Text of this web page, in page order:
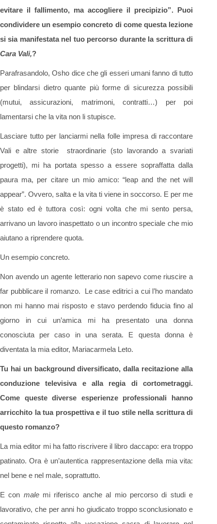
evitare il fallimento, ma accogliere il precipizio”. Puoi
condividere un esempio concreto di come questa lezione
si sia manifestata nel tuo percorso durante la scrittura di
Cara Vali,?
Parafrasandolo, Osho dice che gli esseri umani fanno di tutto
per blindarsi dietro quante più forme di sicurezza possibili
(mutui, assicurazioni, matrimoni, contratti…) per poi
lamentarsi che la vita non li stupisce.
Lasciare tutto per lanciarmi nella folle impresa di raccontare
Vali e altre storie straordinarie (sto lavorando a svariati
progetti), mi ha portata spesso a essere sopraffatta dalla
paura ma, per citare un mio amico: “leap and the net will
appear”. Ovvero, salta e la vita ti viene in soccorso. E per me
è stato ed è tuttora così: ogni volta che mi sento persa,
arrivano un lavoro inaspettato o un incontro speciale che mio
aiutano a riprendere quota.
Un esempio concreto.
Non avendo un agente letterario non sapevo come riuscire a
far pubblicare il romanzo. Le case editrici a cui l’ho mandato
non mi hanno mai risposto e stavo perdendo fiducia fino al
giorno in cui un’amica mi ha presentato una donna
conosciuta per caso in una serata. E questa donna è
diventata la mia editor, Mariacarmela Leto.
Tu hai un background diversificato, dalla recitazione alla
conduzione televisiva e alla regia di cortometraggi.
Come queste diverse esperienze professionali hanno
arricchito la tua prospettiva e il tuo stile nella scrittura di
questo romanzo?
La mia editor mi ha fatto riscrivere il libro daccapo: era troppo
patinato. Ora è un’autentica rappresentazione della mia vita:
nel bene e nel male, soprattutto.
E con malemi riferisco anche al mio percorso di studi e
lavorativo, che per anni ho giudicato troppo sconclusionato e